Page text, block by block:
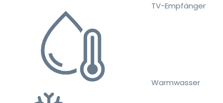
TV-Empfänger
Warmwasser